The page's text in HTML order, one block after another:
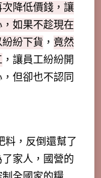
降低價錢，讓
如果不趁現在
紛下貨 ， 竟然
，讓員工紛紛開
但卻也不認同
，反倒還幫了
家人，國營的